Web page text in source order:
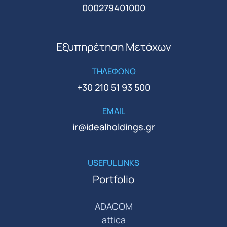
000279401000
Εξυπηρέτηση Μετόχων
ΤΗΛΕΦΩΝΟ
+30 210 51 93 500
EMAIL
ir@idealholdings.gr
USEFUL LINKS
Portfolio
ADACOM
attica